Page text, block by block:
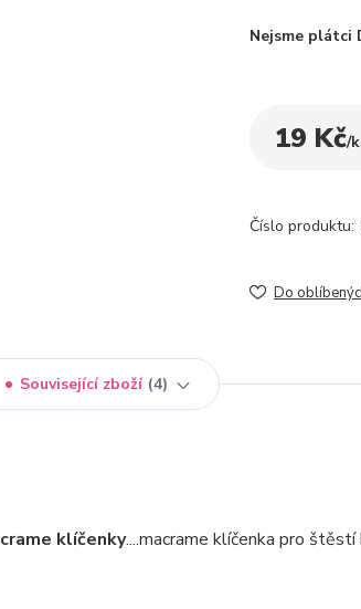
Nejsme plátci
19 Kč/
Číslo produktu:
Do
Související zboží 4
klíčenky....macrame klíčenka pro štěstí